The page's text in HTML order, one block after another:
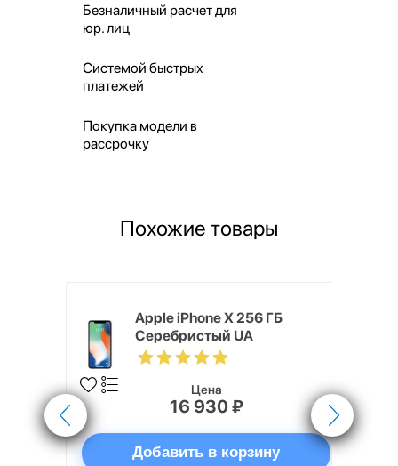
Безналичный расчет для
юр. лиц
Системой быстрых
платежей
Покупка модели в
рассрочку
Похожие товары
Apple iPhone X 256 ГБ
Серебристый UA
Цена
16 930 ₽
Добавить в корзину